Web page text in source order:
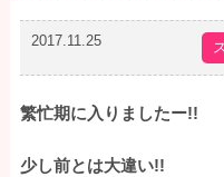
2017.11.25
繁忙期に入りましたー!!
少し前とは大違い!!